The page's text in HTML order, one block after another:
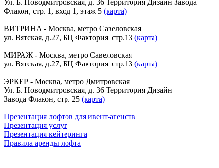
Ул. Б. Новодмитровская, д. 36 Территория Дизайн Завода
Флакон, стр. 1, вход 1, этаж 5 (карта)
ВИТРИНА - Москва, метро Савеловская
ул. Вятская, д.27, БЦ Фактория, стр.13 (карта)
МИРАЖ - Москва, метро Савеловская
ул. Вятская, д.27, БЦ Фактория, стр.13 (карта)
ЭРКЕР - Москва, метро Дмитровская
Ул. Б. Новодмитровская, д. 36 Территория Дизайн
Завода Флакон, стр. 25 (карта)
Презентация лофтов для ивент-агенств
Презентация услуг
Презентация кейтеринга
Правила аренды лофта